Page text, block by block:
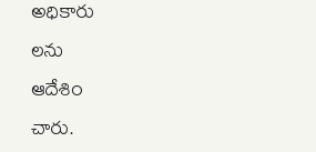
అధికారు
లను
ఆదేశిం
చారు.